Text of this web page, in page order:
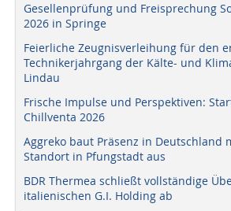
Gesellenprüfung und Freisprechung
2026 in Springe
Feierliche Zeugnisverleihung für den
Technikerjahrgang der Kälte- und
Lindau
Frische Impulse und Perspektiven:
Chillventa 2026
Aggreko baut Präsenz in Deutschland
Standort in Pfungstadt aus
BDR Thermea schließt vollständige
italienischen G.I. Holding ab